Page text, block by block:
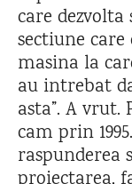
care dezvolta
sectiune
masina la
au intrebat
asta”. A
cam prin
raspunderea